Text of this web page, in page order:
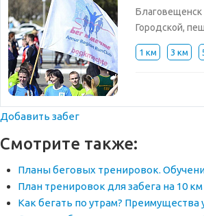
Благовещенск
Городской,
1 км 3 км
Добавить забег
Смотрите также:
Планы беговых тренировок.
План тренировок для забега на 10 км
Как бегать по утрам? Преимущества